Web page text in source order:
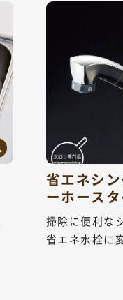
省エネシ
ーホースタ
掃除に便利な
省エネ水栓に